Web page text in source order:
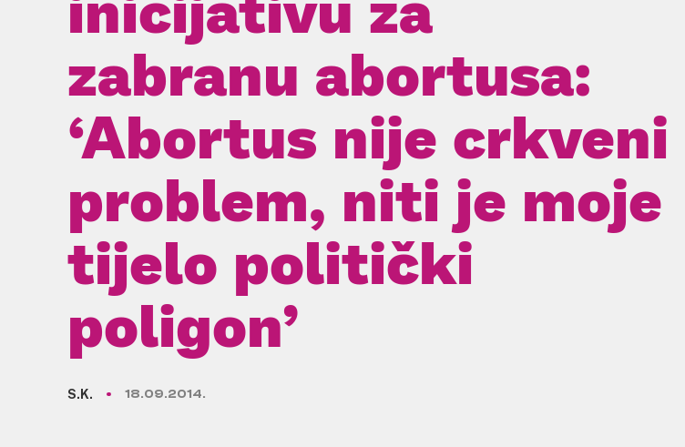
zabranu abortusa:
‘Abortus nije crkveni
problem, niti je moje
tijelo politički
poligon’
S.K. 18.09.2014.